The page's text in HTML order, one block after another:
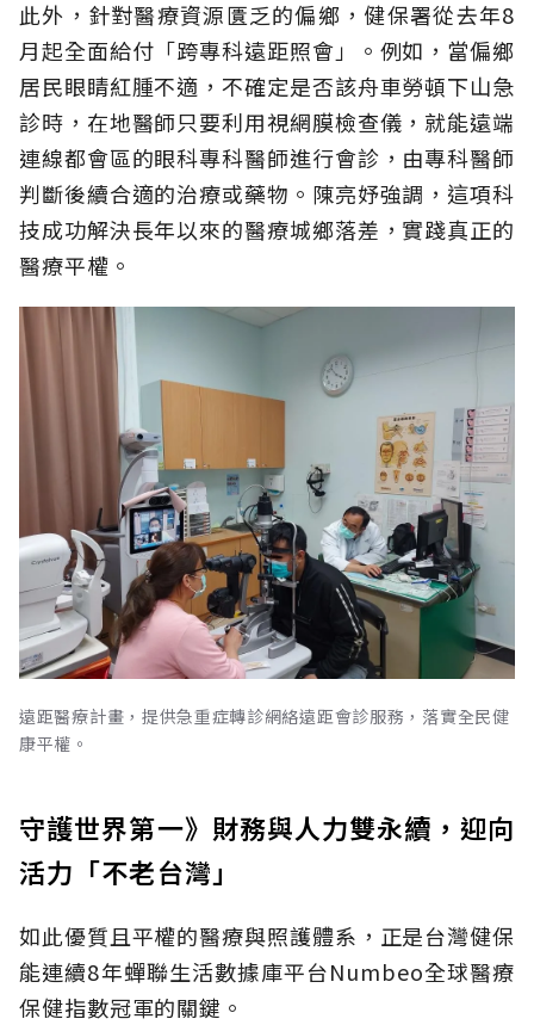
此外，針對醫療資源匱乏的偏鄉，健保署從去年8
月起全面給付「跨專科遠距照會」。例如，當偏鄉
居民眼睛紅腫不適，不確定是否該舟車勞頓下山急
診時，在地醫師只要利用視網膜檢查儀，就能遠端
連線都會區的眼科專科醫師進行會診，由專科醫師
判斷後續合適的治療或藥物。陳亮妤強調，這項科
技成功解決長年以來的醫療城鄉落差，實踐真正的
醫療平權。
遠距醫療計畫，提供急重症轉診網絡遠距會診服務，落實全民健
康平權。
守護世界第一》財務與人力雙永續，迎向
活力「不老台灣」
如此優質且平權的醫療與照護體系，正是台灣健保
能連續8年蟬聯生活數據庫平台Numbeo全球醫療
保健指數冠軍的關鍵。